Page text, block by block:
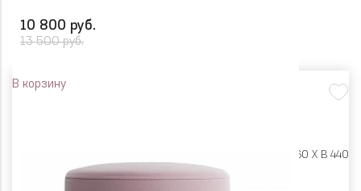
10 800 руб.
13 500 руб.
В корзину
Ш 1210 X Г 460 X В 440